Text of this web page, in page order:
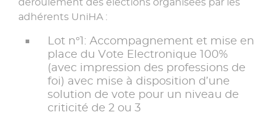
adhérents UniHA :
Lot n°1: Accompagnement et mise en
place du Vote Electronique 100%
(avec impression des professions de
foi) avec mise à disposition d’une
solution de vote pour un niveau de
criticité de 2 ou 3